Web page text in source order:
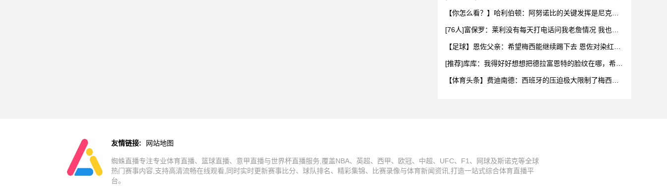
【你怎么看？】哈利伯顿：阿努诺比的关键发挥是尼克斯
[76人]富保罗：莱利没有每天打电话问我老詹情况 我也告
【足球】恩佐父亲：希望梅西能继续踢下去 恩佐对染红离
[推荐]库库：我得好好想想把德拉富恩特的脸纹在哪，希望
【体育头条】费迪南德：西班牙的压迫极大限制了梅西触
友情链接: 网站地图
蜘蛛直播专注专业体育直播、篮球直播、意甲直播与世界杯直播服务,覆盖NBA、英超、西甲、欧冠、中超、UFC、F1、网球及斯诺克等全球
热门赛事内容,支持高清流畅在线观看,同时实时更新赛事比分、球队排名、精彩集锦、比赛录像与体育新闻资讯,打造一站式综合体育直播平
台。